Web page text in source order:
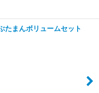
たまんボリュームセット